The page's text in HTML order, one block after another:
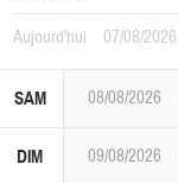
Aujourd'hui 07/08/2026
SAM 08/08/2026
DIM 09/08/2026